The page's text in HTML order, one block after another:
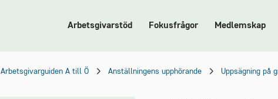
Arbetsgivarstöd Fokusfrågor Medlemskap
Arbetsgivarguiden A till Ö Anställningens upphörande Uppsägning på